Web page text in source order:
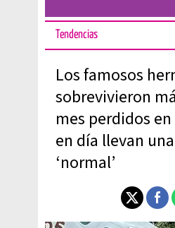
Tendencias
Los famosos
sobrevivieron
mes perdidos
en día llevan
‘normal’